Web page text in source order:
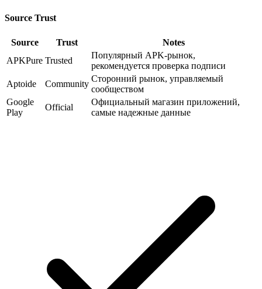
Source Trust
Source Trust
Notes
APKPure Trusted
Популярный APK-рынок,
рекомендуется проверка подписи
Aptoide
Community
Сторонний рынок, управляемый
сообществом
Google
Play
Official
Официальный магазин приложений,
самые надежные данные